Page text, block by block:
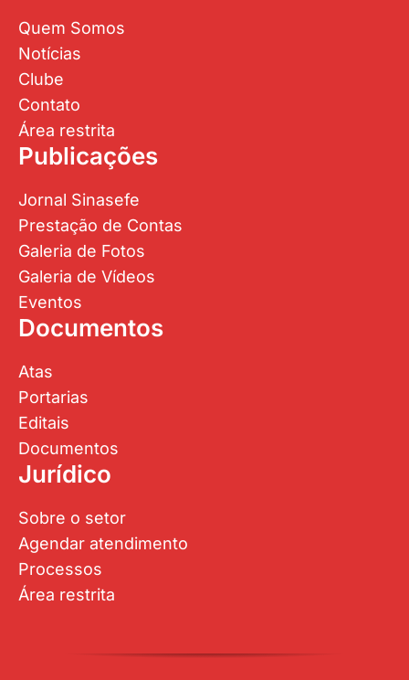
Quem Somos
Notícias
Clube
Contato
Área restrita
Publicações
Jornal Sinasefe
Prestação de Contas
Galeria de Fotos
Galeria de Vídeos
Eventos
Documentos
Atas
Portarias
Editais
Documentos
Jurídico
Sobre o setor
Agendar atendimento
Processos
Área restrita